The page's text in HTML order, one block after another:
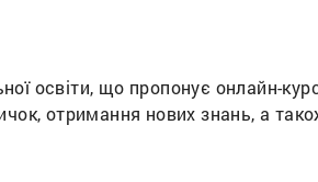
освіти, що пропонує онлайн-
отримання нових знань, а